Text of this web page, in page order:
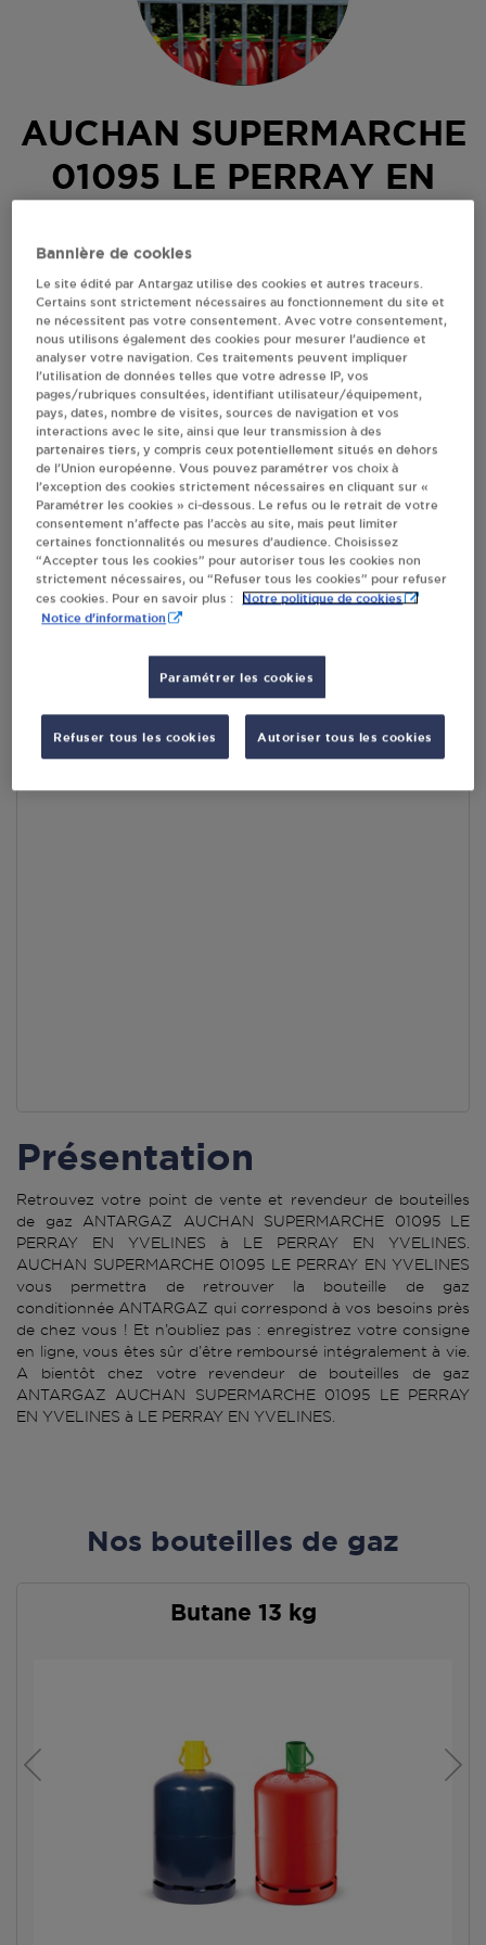
AUCHAN SUPERMARCHE
01095 LE PERRAY EN
57 RUE DE CHARTRES
78610LE PERRAY EN YVELINES
Revendeur de bouteilles de gaz
S'Y RENDRE
AFFICHER LE TÉLÉPHONE
RECEVOIR LES COORDONNÉES DU REVENDEUR
En cliquant sur « S’y rendre », j’autorise le traitement
d’informations (dont mon adresse IP) et leur transfert hors UE
par Google Maps afin d’afficher la carte.
En savoir plus
Accès
Présentation
Retrouvez votre point de vente et revendeur de bouteilles
de gaz ANTARGAZ AUCHAN SUPERMARCHE 01095 LE
PERRAY EN YVELINES à LE PERRAY EN YVELINES.
AUCHAN SUPERMARCHE 01095 LE PERRAY EN YVELINES
vous permettra de retrouver la bouteille de gaz
conditionnée ANTARGAZ qui correspond à vos besoins près
de chez vous ! Et n’oubliez pas : enregistrez votre consigne
en ligne, vous êtes sûr d’être remboursé intégralement à vie.
A bientôt chez votre revendeur de bouteilles de gaz
ANTARGAZ AUCHAN SUPERMARCHE 01095 LE PERRAY
EN YVELINES à LE PERRAY EN YVELINES.
Nos bouteilles de gaz
Butane 13 kg
Bannière de cookies
Le site édité par Antargaz utilise des cookies et autres traceurs.
Certains sont strictement nécessaires au fonctionnement du site et
ne nécessitent pas votre consentement. Avec votre consentement,
nous utilisons également des cookies pour mesurer l’audience et
analyser votre navigation. Ces traitements peuvent impliquer
l’utilisation de données telles que votre adresse IP, vos
pages/rubriques consultées, identifiant utilisateur/équipement,
pays, dates, nombre de visites, sources de navigation et vos
interactions avec le site, ainsi que leur transmission à des
partenaires tiers, y compris ceux potentiellement situés en dehors
de l’Union européenne. Vous pouvez paramétrer vos choix à
l’exception des cookies strictement nécessaires en cliquant sur «
Paramétrer les cookies » ci-dessous. Le refus ou le retrait de votre
consentement n’affecte pas l’accès au site, mais peut limiter
certaines fonctionnalités ou mesures d’audience. Choisissez
“Accepter tous les cookies” pour autoriser tous les cookies non
strictement nécessaires, ou “Refuser tous les cookies” pour refuser
ces cookies. Pour en savoir plus :
Notre politique de cookies
Notice d'information
Paramétrer les cookies
Refuser tous les cookies Autoriser tous les cookies